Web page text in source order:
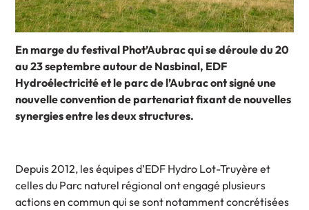
En marge du festival Phot’Aubrac qui se déroule du 20
au 23 septembre autour de Nasbinal, EDF
Hydroélectricité et le parc de l’Aubrac ont signé une
nouvelle convention de partenariat fixant de nouvelles
synergies entre les deux structures.
Depuis 2012, les équipes d’EDF Hydro Lot-Truyère et
celles du Parc naturel régional ont engagé plusieurs
actions en commun qui se sont notamment concrétisées